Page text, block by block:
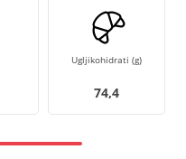
Ugljikohidrati (g)
74,4